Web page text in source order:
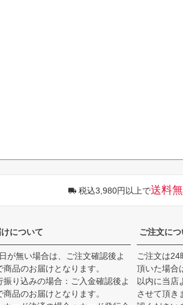
税込3,980円以上で送料無
について
が無い場合は、ご注文確認後よ
商品のお届けとなります。
振り込みの場合：ご入金確認後よ
商品のお届けとなります。
ご注文につ
ご注文は24
頂いた場合
以内に当店
させて頂き